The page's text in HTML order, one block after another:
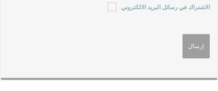
الاشتراك في رسائل البريد الالكتروني